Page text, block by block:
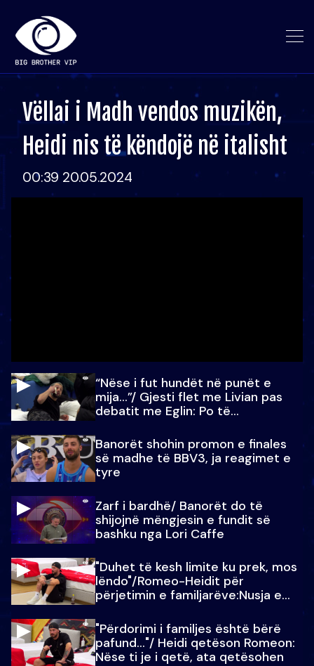
Vëllai i Madh vendos muzikën,
Heidi nis të këndojë në italisht
00:39 20.05.2024
“Nëse i fut hundët në punët e
mija…”/ Gjesti flet me Livian pas
debatit me Eglin: Po të
Banorët shohin promon e finales
së madhe të BBV3, ja reagimet e
tyre
Zarf i bardhë/ Banorët do të
shijojnë mëngjesin e fundit së
bashku nga Lori Caffe
"Duhet të kesh limite ku prek, mos
lëndo"/Romeo-Heidit për
përjetimin e familjarëve:Nusja e
"Përdorimi i familjes është bërë
pafund…"/ Heidi qetëson Romeon:
Nëse ti je i qetë, ata qetësohen